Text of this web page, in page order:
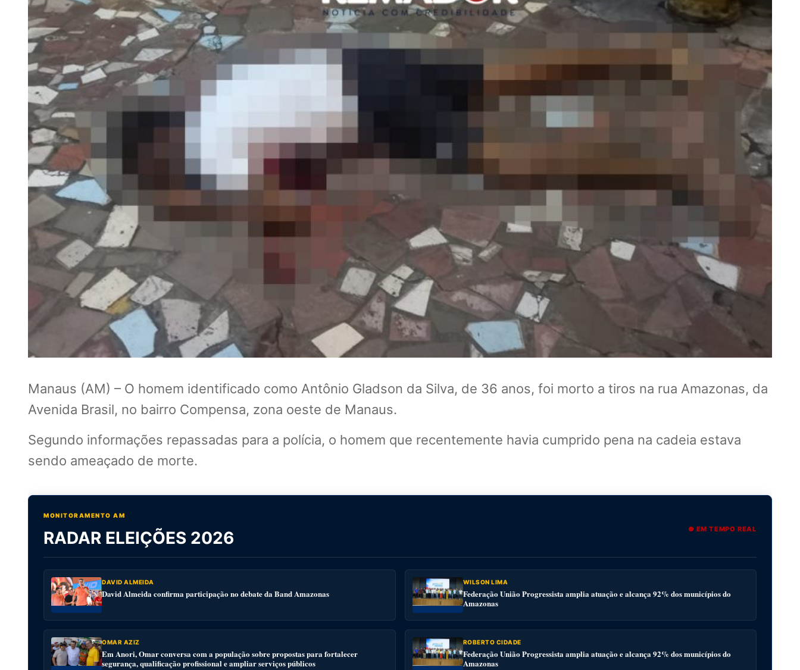
Manaus (AM) – O homem identificado como Antônio Gladson da Silva, de 36 anos, foi morto a tiros na rua Amazonas, da
Avenida Brasil, no bairro Compensa, zona oeste de Manaus.
Segundo informações repassadas para a polícia, o homem que recentemente havia cumprido pena na cadeia estava
sendo ameaçado de morte.
MONITORAMENTO AM
RADAR ELEIÇÕES 2026 ● EM TEMPO REAL
DAVID ALMEIDA
David Almeida confirma participação no debate da Band Amazonas
WILSON LIMA
Federação União Progressista amplia atuação e alcança 92% dos municípios do
Amazonas
OMAR AZIZ
Em Anori, Omar conversa com a população sobre propostas para fortalecer
segurança, qualificação profissional e ampliar serviços públicos
ROBERTO CIDADE
Federação União Progressista amplia atuação e alcança 92% dos municípios do
Amazonas